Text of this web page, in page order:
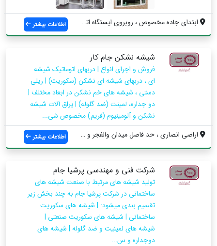
ابتدای جاده مخصوص ، روبروی ایستگاه اتمسف... اطلاعات بیشتر
شیشه نشکن جام کار
فروش و اجرای انواع | دربهای اتوماتیک شیشه
ای ، دربهای شیشه ای نشکن (سکوریت) | ریلی
دستی ، شیشه های خم نشکن در ابعاد مختلف |
دو جداره، لمینت (ضد گلوله) | یراق آلات شیشه
نشکن و آلومینیوم (فریم) مخصوص شی...
اراضی انصاری ، حد فاصل میدان والفجر و می...
اطلاعات بیشتر
شرکت فنی و مهندسی پرشیا جام
تولید شیشه های مرتبط با صنعت شیشه های
ساختمانی در شرکت پرشیا جام به چند بخش زیر
تقسیم بندی میشود: | شیشه های سکوریت
ساختمانی | شیشه های سکوریت صنعتی |
شیشه های لمینیت و ضد گلوله | شیشه های
دوجداره و س...